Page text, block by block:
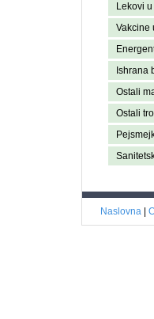
Lekovi
Vakcine
Ishrana
Ostali
Ostali
Naslovna